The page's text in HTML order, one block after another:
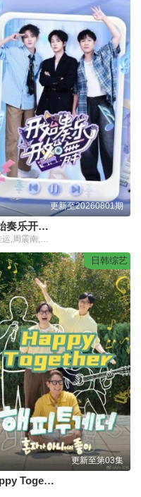
更新至20260801期
开始奏乐开始舞
余佳运,周震南,张星特
日韩综艺
更新至第03集
Happy Together-不是一个人真好